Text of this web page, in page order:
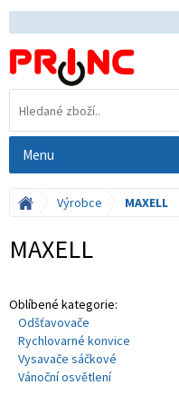
Menu
Výrobce MAXELL
MAXELL
Oblíbené kategorie:
Odšťavovače
Rychlovarné konvice
Vysavače sáčkové
Vánoční osvětlení